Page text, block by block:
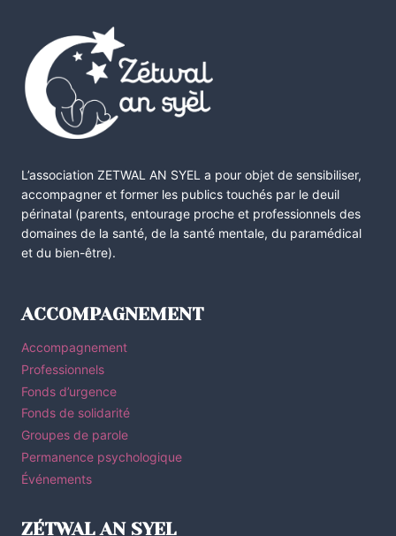
L’association ZETWAL AN SYEL a pour objet de sensibiliser,
accompagner et former les publics touchés par le deuil
périnatal (parents, entourage proche et professionnels des
domaines de la santé, de la santé mentale, du paramédical
et du bien-être).
ACCOMPAGNEMENT
Accompagnement
Professionnels
Fonds d’urgence
Fonds de solidarité
Groupes de parole
Permanence psychologique
Événements
ZÉTWAL AN SYEL